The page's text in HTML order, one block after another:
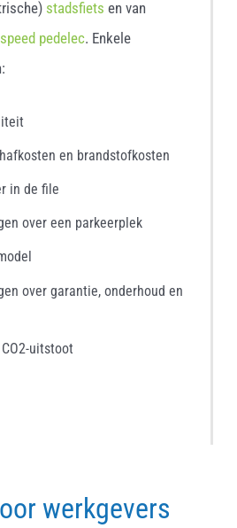
stadsfiets en van
pedelec. Enkele
en brandstofkosten
in de file
over een parkeerplek
over garantie, onderhoud en
uitstoot
werkgevers